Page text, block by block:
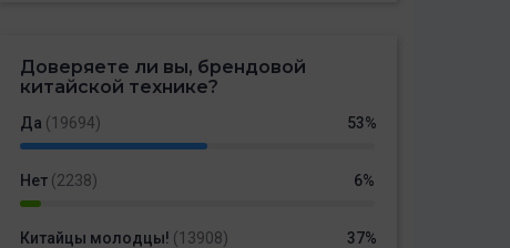
Доверяете ли вы, брендовой
китайской технике?
Да (19694) 53%
Нет (2238) 6%
Китайцы молодцы! (13908) 37%